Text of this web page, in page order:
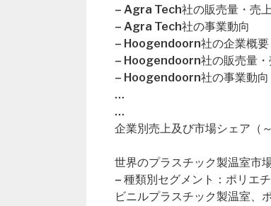
– Agra Tech社の販売量・売
– Agra Tech社の事業動向
– Hoogendoorn社の企業概要
– Hoogendoorn社の販売量・
– Hoogendoorn社の事業動向
…
…
企業別売上及び市場シェア（
世界のプラスチック製温室市
– 種類別セグメント：ポリエ
ビニルプラスチック製温室、